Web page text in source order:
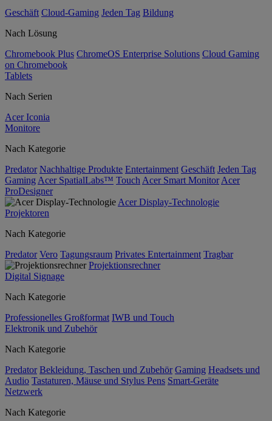
Geschäft Cloud-Gaming Jeden Tag Bildung
Nach Lösung
Chromebook Plus ChromeOS Enterprise Solutions Cloud Gaming
on Chromebook
Tablets
Nach Serien
Acer Iconia
Monitore
Nach Kategorie
Predator Nachhaltige Produkte Entertainment Geschäft Jeden Tag
Gaming Acer SpatialLabs™ Touch Acer Smart Monitor Acer
ProDesigner
Acer Display-Technologie
Projektoren
Nach Kategorie
Predator Vero Tagungsraum Privates Entertainment Tragbar
Projektionsrechner
Digital Signage
Nach Kategorie
Professionelles Großformat IWB und Touch
Elektronik und Zubehör
Nach Kategorie
Predator Bekleidung, Taschen und Zubehör Gaming Headsets und
Audio Tastaturen, Mäuse und Stylus Pens Smart-Geräte
Netzwerk
Nach Kategorie